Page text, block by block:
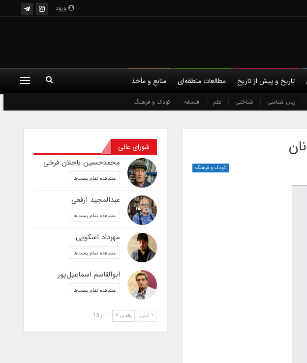
ورود
زبان شناسی شناختی علم فلسفه کودک و فرهنگ
تاریخ و پیش از تاریخ مطالعات منطقه‌ای منابع و مأخذ
کودک و فرهنگ
شورای عالی
محمدحسین باجلان فرخی
مشاهده تمام پست‌ها
عبدالمجید ارفعی
مشاهده تمام پست‌ها
مهرداد اسکویی
مشاهده تمام پست‌ها
ابوالقاسم اسماعیل‌پور
مشاهده تمام پست‌ها
قبلی بعدی 1 از 13